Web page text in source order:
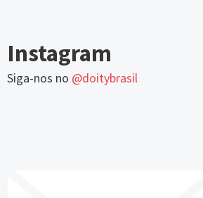
Instagram
Siga-nos no @doitybrasil